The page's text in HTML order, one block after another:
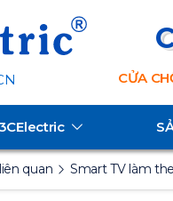
CỬA
quan Smart TV làm